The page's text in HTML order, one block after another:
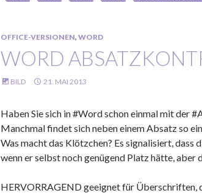
OFFICE-VERSIONEN, WORD
WORD
BILD 21. MAI 2013
Haben Sie sich in #Word schon einmal mit der
Manchmal findet sich neben einem Absatz so
Was macht das Klötzchen? Es signalisiert, dass
wenn er selbst noch genügend Platz hätte, aber
HERVORRAGEND geeignet für Überschriften,